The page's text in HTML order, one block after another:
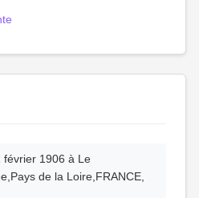
février 1906 à Le
de la Loire,FRANCE,